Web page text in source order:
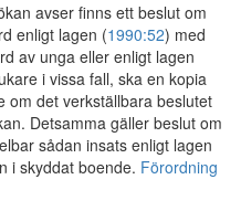
avser finns ett beslut om
enligt lagen (1990:52) med
av unga eller enligt lagen
i vissa fall, ska en kopia
om det verkställbara beslutet
Detsamma gäller beslut om
sådan insats enligt lagen
i skyddat boende. Förordning